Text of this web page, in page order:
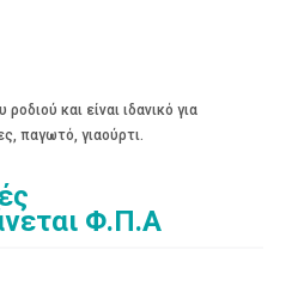
και είναι ιδανικό για
παγωτό, γιαούρτι.
Φ.Π.Α